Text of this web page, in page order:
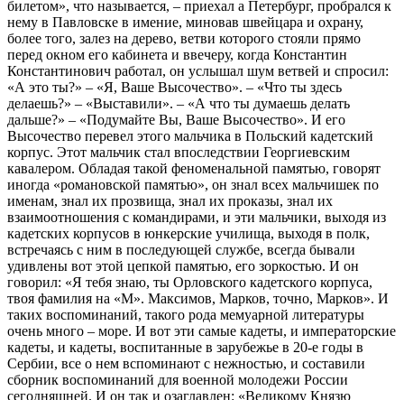
билетом», что называется, – приехал а Петербург, пробрался к
нему в Павловске в имение, миновав швейцара и охрану,
более того, залез на дерево, ветви которого стояли прямо
перед окном его кабинета и ввечеру, когда Константин
Константинович работал, он услышал шум ветвей и спросил:
«А это ты?» – «Я, Ваше Высочество». – «Что ты здесь
делаешь?» – «Выставили». – «А что ты думаешь делать
дальше?» – «Подумайте Вы, Ваше Высочество». И его
Высочество перевел этого мальчика в Польский кадетский
корпус. Этот мальчик стал впоследствии Георгиевским
кавалером. Обладая такой феноменальной памятью, говорят
иногда «романовской памятью», он знал всех мальчишек по
именам, знал их прозвища, знал их проказы, знал их
взаимоотношения с командирами, и эти мальчики, выходя из
кадетских корпусов в юнкерские училища, выходя в полк,
встречаясь с ним в последующей службе, всегда бывали
удивлены вот этой цепкой памятью, его зоркостью. И он
говорил: «Я тебя знаю, ты Орловского кадетского корпуса,
твоя фамилия на «М». Максимов, Марков, точно, Марков». И
таких воспоминаний, такого рода мемуарной литературы
очень много – море. И вот эти самые кадеты, и императорские
кадеты, и кадеты, воспитанные в зарубежье в 20-е годы в
Сербии, все о нем вспоминают с нежностью, и составили
сборник воспоминаний для военной молодежи России
сегодняшней. И он так и озаглавлен: «Великому Князю